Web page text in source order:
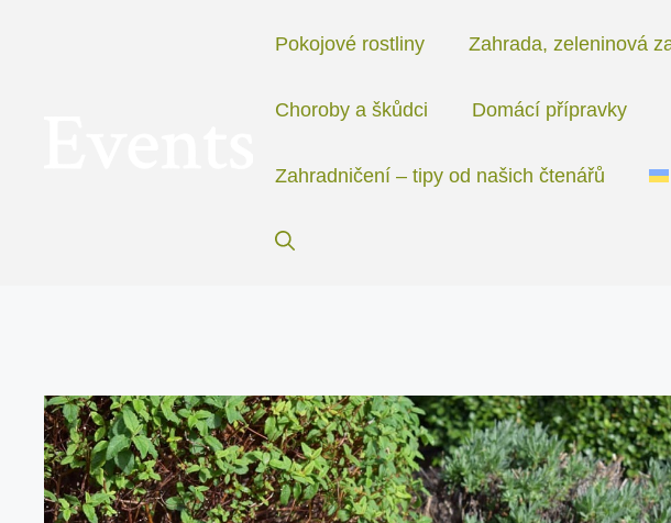
Pokojové rostliny Zahrada, zeleninová
Choroby a škůdci Domácí přípravky
Zahradničení – tipy od našich čtenářů